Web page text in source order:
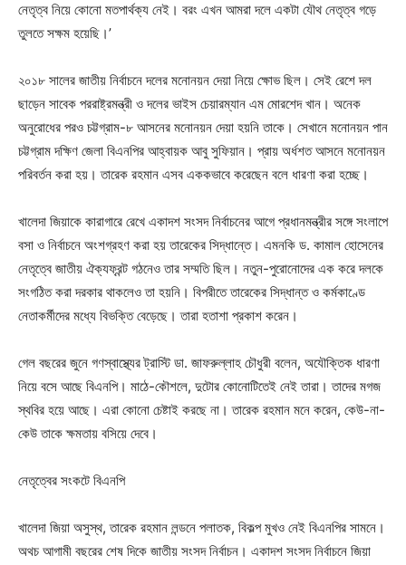
নেতৃত্ব নিয়ে কোনো মতপার্থক্য নেই। বরং এখন আমরা দলে একটা যৌথ নেতৃত্ব গড়ে
তুলতে সক্ষম হয়েছি।’
২০১৮ সালের জাতীয় নির্বাচনে দলের মনোনয়ন দেয়া নিয়ে ক্ষোভ ছিল। সেই রেশে দল
ছাড়েন সাবেক পররাষ্ট্রমন্ত্রী ও দলের ভাইস চেয়ারম্যান এম মোরশেদ খান। অনেক
অনুরোধের পরও চট্টগ্রাম-৮ আসনের মনোনয়ন দেয়া হয়নি তাকে। সেখানে মনোনয়ন পান
চট্টগ্রাম দক্ষিণ জেলা বিএনপির আহ্বায়ক আবু সুফিয়ান। প্রায় অর্ধশত আসনে মনোনয়ন
পরিবর্তন করা হয়। তারেক রহমান এসব এককভাবে করেছেন বলে ধারণা করা হচ্ছে।
খালেদা জিয়াকে কারাগারে রেখে একাদশ সংসদ নির্বাচনের আগে প্রধানমন্ত্রীর সঙ্গে সংলাপে
বসা ও নির্বাচনে অংশগ্রহণ করা হয় তারেকের সিদ্ধান্তে। এমনকি ড. কামাল হোসেনের
নেতৃত্বে জাতীয় ঐক্যফ্রন্ট গঠনেও তার সম্মতি ছিল। নতুন-পুরোনোদের এক করে দলকে
সংগঠিত করা দরকার থাকলেও তা হয়নি। বিপরীতে তারেকের সিদ্ধান্ত ও কর্মকাণ্ডে
নেতাকর্মীদের মধ্যে বিভক্তি বেড়েছে। তারা হতাশা প্রকাশ করেন।
গেল বছরের জুনে গণস্বাস্থ্যের ট্রাস্টি ডা. জাফরুল্লাহ চৌধুরী বলেন, অযৌক্তিক ধারণা
নিয়ে বসে আছে বিএনপি। মাঠে-কৌশলে, দুটোর কোনোটিতেই নেই তারা। তাদের মগজ
স্থবির হয়ে আছে। এরা কোনো চেষ্টাই করছে না। তারেক রহমান মনে করেন, কেউ-না-
কেউ তাকে ক্ষমতায় বসিয়ে দেবে।
নেতৃত্বের সংকটে বিএনপি
খালেদা জিয়া অসুস্থ, তারেক রহমান লন্ডনে পলাতক, বিকল্প মুখও নেই বিএনপির সামনে।
অথচ আগামী বছরের শেষ দিকে জাতীয় সংসদ নির্বাচন। একাদশ সংসদ নির্বাচনে জিয়া